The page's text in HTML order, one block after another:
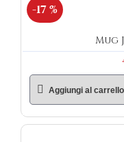
-17 %
Mug
Aggiungi al carrello